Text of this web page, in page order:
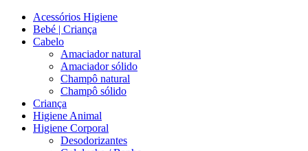
Acessórios Higiene
Bebé | Criança
Cabelo
Amaciador natural
Amaciador sólido
Champô natural
Champô sólido
Criança
Higiene Animal
Higiene Corporal
Desodorizantes